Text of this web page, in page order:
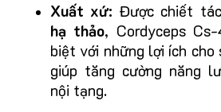
Xuất xứ: Được chiết
hạ thảo, Cordyceps
biệt với những lợi ích cho
giúp tăng cường năng
nội tạng.